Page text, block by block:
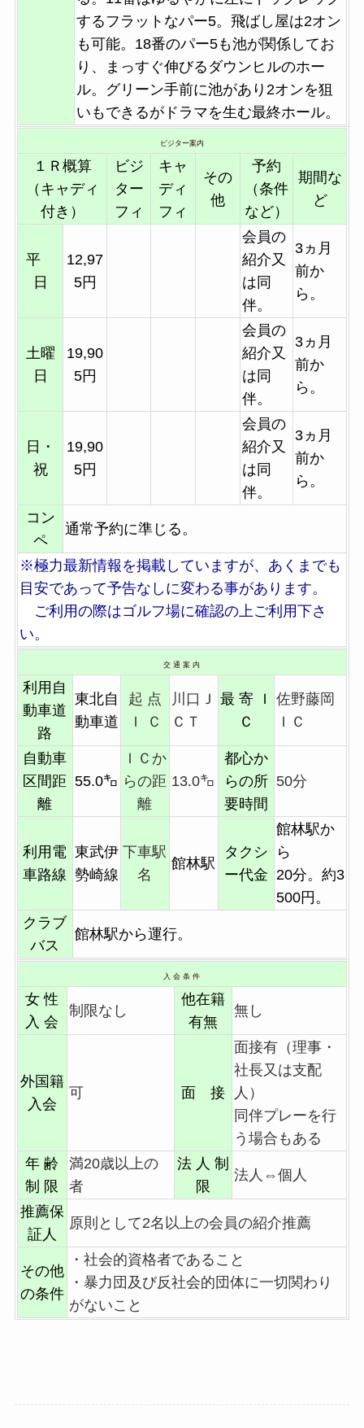
するフラットなパー5。飛ばし屋は2オン
も可能。18番のパー5も池が関係してお
り、まっすぐ伸びるダウンヒルのホー
ル。グリーン手前に池があり2オンを狙
いもできるがドラマを生む最終ホール。
ビジター案内
１Ｒ概算
（キャディ
付き）
ビジ
ター
フィ
キャ
ディ
フィ
その
他
予約
（条件
など）
期間な
ど
平
日
12,97
5円
会員の
紹介又
は同
伴。
3ヵ月
前か
ら。
土曜
日
19,90
5円
会員の
紹介又
は同
伴。
3ヵ月
前か
ら。
日・
祝
19,90
5円
会員の
紹介又
は同
伴。
3ヵ月
前か
ら。
コン
ペ
通常予約に準じる。
※極力最新情報を掲載していますが、あくまでも
目安であって予告なしに変わる事があります。
ご利用の際はゴルフ場に確認の上ご利用下さ
い。
交 通 案 内
利用自
動車道
路
東北自
動車道
起 点
Ｉ Ｃ
川口Ｊ
ＣＴ
最 寄 Ｉ
Ｃ
佐野藤岡
ＩＣ
自動車
区間距
離
55.0㌔
ＩＣか
らの距
離
13.0㌔
都心か
らの所
要時間
50分
利用電
車路線
東武伊
勢崎線
下車駅
名
館林駅
タクシ
ー代金
館林駅か
ら
20分。約3
500円。
クラブ
バス
館林駅から運行。
入 会 条 件
女 性
入 会
制限なし
他在籍
有無
無し
外国籍
入会
可 面 接
面接有（理事・
社長又は支配
人）
同伴プレーを行
う場合もある
年 齢
制 限
満20歳以上の
者
法 人 制
限
法人⇔個人
推薦保
証人
原則として2名以上の会員の紹介推薦
その他
の条件
・社会的資格者であること
・暴力団及び反社会的団体に一切関わり
がないこと